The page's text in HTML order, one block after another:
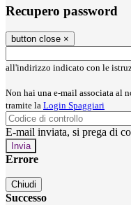
Recupero password
button close ×
all'indirizzo indicato con le
Non hai una e-mail associata al
tramite la Login Spaggiari
E-mail inviata, si prega di
Errore
Chiudi
Successo